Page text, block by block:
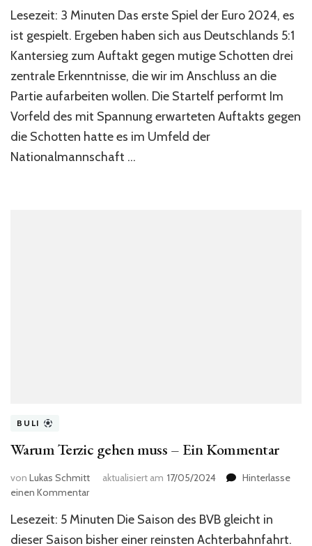
Erkenntnisse
aus
dem
Eröffnungsspiel
Lesezeit: 3 Minuten Das erste Spiel der Euro 2024, es
ist gespielt. Ergeben haben sich aus Deutschlands 5:1
Kantersieg zum Auftakt gegen mutige Schotten drei
zentrale Erkenntnisse, die wir im Anschluss an die
Partie aufarbeiten wollen. Die Startelf performt Im
Vorfeld des mit Spannung erwarteten Auftakts gegen
die Schotten hatte es im Umfeld der
Nationalmannschaft …
BULI
Warum Terzic gehen muss – Ein Kommentar
von Lukas Schmitt aktualisiert am 17/05/2024
Hinterlasse
einen Kommentarzu
Terzic
gehen
Lesezeit: 5 Minuten Die Saison des BVB gleicht in
dieser Saison bisher einer reinsten Achterbahnfahrt.